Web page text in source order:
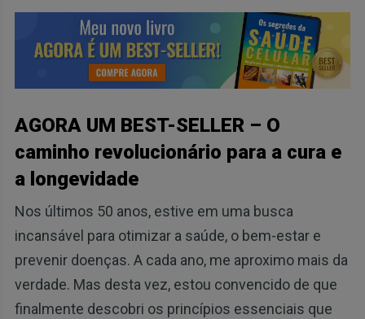
AGORA UM BEST-SELLER – O
caminho revolucionário para a cura e
a longevidade
Nos últimos 50 anos, estive em uma busca
incansável para otimizar a saúde, o bem-estar e
prevenir doenças. A cada ano, me aproximo mais da
verdade. Mas desta vez, estou convencido de que
finalmente descobri os princípios essenciais que